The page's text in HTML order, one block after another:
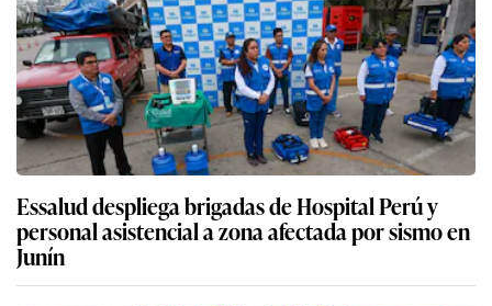
Essalud despliega brigadas de Hospital Perú y
personal asistencial a zona afectada por sismo en
Junín